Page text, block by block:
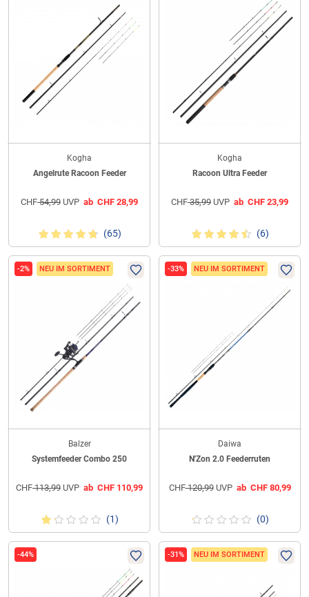
Kogha
Angelrute Racoon Feeder
CHF54,99 UVP ab CHF 28,99
(65)
Kogha
Racoon Ultra Feeder
CHF35,99 UVP ab CHF 23,99
(6)
-2% NEU IM SORTIMENT
Balzer
Systemfeeder Combo 250
CHF113,99 UVP ab CHF 110,99
(1)
-33% NEU IM SORTIMENT
Daiwa
N'Zon 2.0 Feederruten
CHF120,99UVP ab CHF80,99
(0)
-44% -31% NEU IM SORTIMENT